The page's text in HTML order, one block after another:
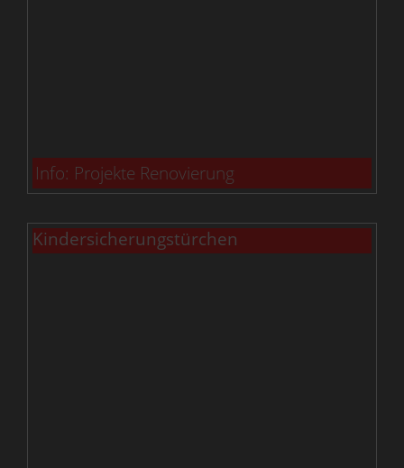
Info: Projekte Renovierung
Kindersicherungstürchen